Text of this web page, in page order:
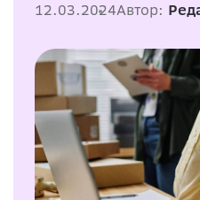
12.03.2024Автор: